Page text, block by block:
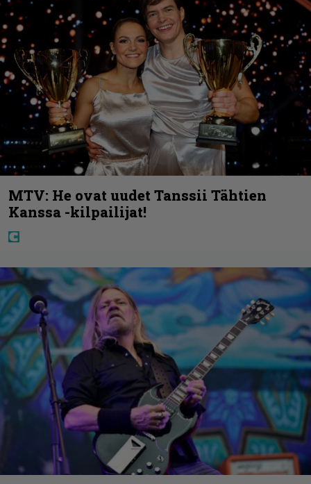
MTV: He ovat uudet Tanssii Tähtien
Kanssa -kilpailijat!